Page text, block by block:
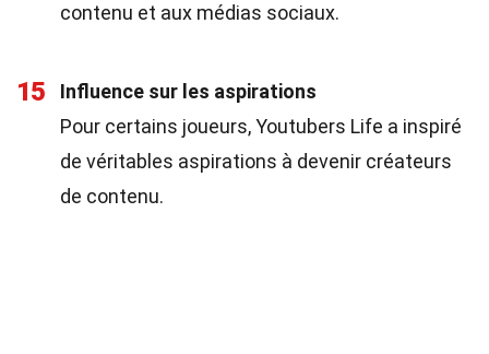
contenu et aux médias sociaux.
15
Influence sur les aspirations
Pour certains joueurs, Youtubers Life a inspiré
de véritables aspirations à devenir créateurs
de contenu.